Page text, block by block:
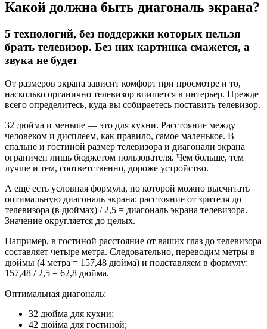
Какой должна быть диагональ экрана?
5 технологий, без поддержки которых нельзя
брать телевизор. Без них картинка смажется, а
звука не будет
От размеров экрана зависит комфорт при просмотре и то,
насколько органично телевизор впишется в интерьер. Прежде
всего определитесь, куда вы собираетесь поставить телевизор.
32 дюйма и меньше — это для кухни. Расстояние между
человеком и дисплеем, как правило, самое маленькое. В
спальне и гостиной размер телевизора и диагонали экрана
ограничен лишь бюджетом пользователя. Чем больше, тем
лучше и тем, соответственно, дороже устройство.
А ещё есть условная формула, по которой можно высчитать
оптимальную диагональ экрана: расстояние от зрителя до
телевизора (в дюймах) / 2,5 = диагональ экрана телевизора.
Значение округляется до целых.
Например, в гостиной расстояние от ваших глаз до телевизора
составляет четыре метра. Следовательно, переводим метры в
дюймы (4 метра = 157,48 дюйма) и подставляем в формулу:
157,48 / 2,5 = 62,8 дюйма.
Оптимальная диагональ:
32 дюйма для кухни;
42 дюйма для гостиной;